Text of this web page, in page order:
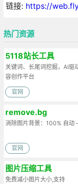
链接: https://
热门资源
5118站长工具
关键词、长尾词挖掘，AI驱
容创作平台
官网
remove.bg
消除图片背景：100% 自动
官网
图片压缩工具
免费减小图片大小,支持